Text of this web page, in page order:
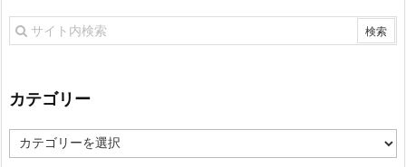
カテゴリー
カ
テ